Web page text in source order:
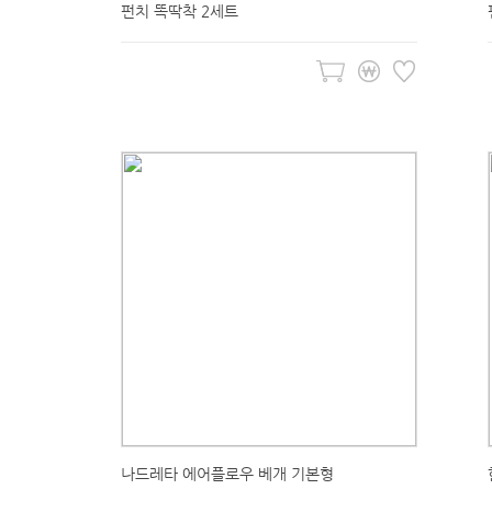
펀치 똑딱착 2세트
나드레타 에어플로우 베개 기본형